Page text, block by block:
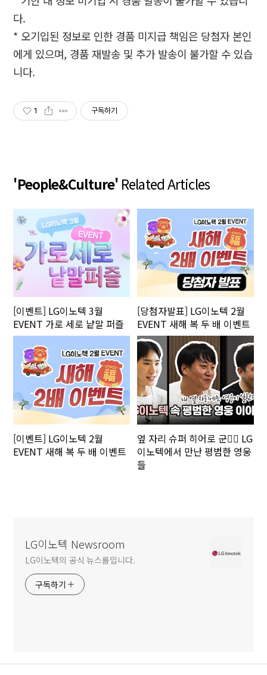
다.
* 오기입된 정보로 인한 경품 미지급 책임은 당첨자 본인
에게 있으며, 경품 재발송 및 추가 발송이 불가할 수 있습
니다.
1 구독하기
'People&Culture' Related Articles
[이벤트] LG이노텍 3월
EVENT 가로 세로 낱말 퍼즐
[당첨자발표] LG이노텍 2월
EVENT 새해 복 두 배 이벤트
[이벤트] LG이노텍 2월
EVENT 새해 복 두 배 이벤트
옆 자리 슈퍼 히어로 군🦸‍♂️ LG
이노텍에서 만난 평범한 영웅
들
LG이노텍 Newsroom
LG이노텍의 공식 뉴스룸입니다.
구독하기